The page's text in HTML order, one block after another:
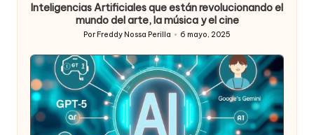
Inteligencias Artificiales que están revolucionando el
mundo del arte, la música y el cine
Publicado
Por Freddy Nossa Perilla 6 mayo, 2025